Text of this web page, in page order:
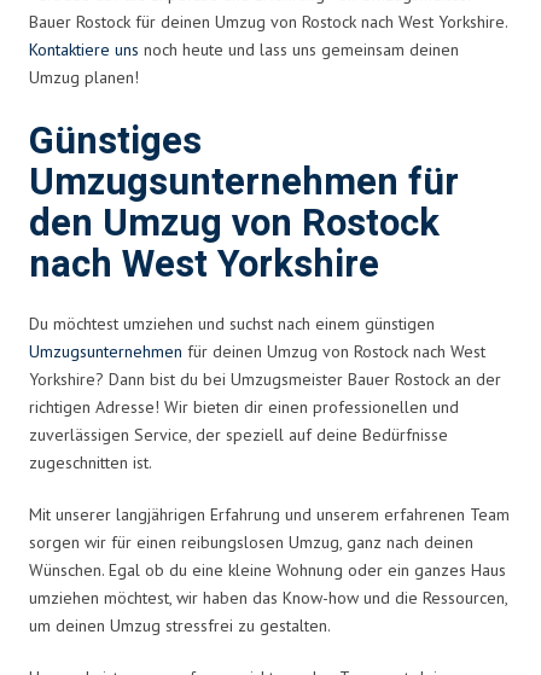
Bauer Rostock für deinen Umzug von Rostock nach West Yorkshire.
Kontaktiere uns noch heute und lass uns gemeinsam deinen
Umzug planen!
Günstiges
Umzugsunternehmen für
den Umzug von Rostock
nach West Yorkshire
Du möchtest umziehen und suchst nach einem günstigen
Umzugsunternehmen für deinen Umzug von Rostock nach West
Yorkshire? Dann bist du bei Umzugsmeister Bauer Rostock an der
richtigen Adresse! Wir bieten dir einen professionellen und
zuverlässigen Service, der speziell auf deine Bedürfnisse
zugeschnitten ist.
Mit unserer langjährigen Erfahrung und unserem erfahrenen Team
sorgen wir für einen reibungslosen Umzug, ganz nach deinen
Wünschen. Egal ob du eine kleine Wohnung oder ein ganzes Haus
umziehen möchtest, wir haben das Know-how und die Ressourcen,
um deinen Umzug stressfrei zu gestalten.